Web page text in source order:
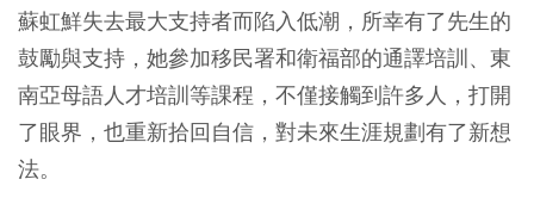
蘇虹鮮失去最大支持者而陷入低潮，所幸有了先生的
鼓勵與支持，她參加移民署和衛福部的通譯培訓、東
南亞母語人才培訓等課程，不僅接觸到許多人，打開
了眼界，也重新拾回自信，對未來生涯規劃有了新想
法。